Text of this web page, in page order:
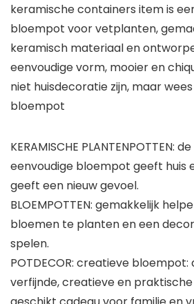
keramische containers item is
bloempot voor vetplanten,
keramisch materiaal en
eenvoudige vorm, mooier en
niet huisdecoratie zijn, maar
bloempot
KERAMISCHE PLANTENPOTTEN:
eenvoudige bloempot geeft huis
geeft een nieuw gevoel.
BLOEMPOTTEN: gemakkelijk
bloemen te planten en een
spelen.
POTDECOR: creatieve bloempot:
verfijnde, creatieve en